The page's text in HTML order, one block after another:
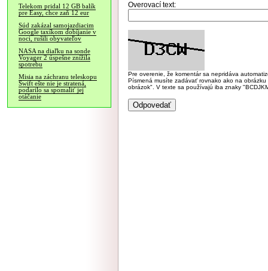
Telekom pridal 12 GB balík
pre Easy, chce zaň 12 eur
Súd zakázal samojazdiacim
Google taxíkom dobíjanie v
noci, rušili obyvateľov
NASA na diaľku na sonde
Voyager 2 úspešne znížila
spotrebu
Misia na záchranu teleskopu
Swift ešte nie je stratená,
podarilo sa spomaliť jej
otáčanie
Overovací text:
Pre overenie, že komentár sa nepridáva
Písmená musíte zadávať rovnako ako na
obrázok". V texte sa používajú iba znaky